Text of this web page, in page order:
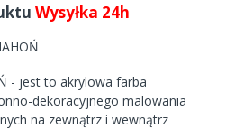
Wysyłka 24h
- jest to akrylowa farba
dekoracyjnego malowania
na zewnątrz i wewnątrz